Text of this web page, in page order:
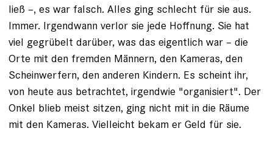
ließ –, es war falsch. Alles ging schlecht für sie aus.
Immer. Irgendwann verlor sie jede Hoffnung. Sie hat
viel gegrübelt darüber, was das eigentlich war – die
Orte mit den fremden Männern, den Kameras, den
Scheinwerfern, den anderen Kindern. Es scheint ihr,
von heute aus betrachtet, irgendwie "organisiert". Der
Onkel blieb meist sitzen, ging nicht mit in die Räume
mit den Kameras. Vielleicht bekam er Geld für sie.